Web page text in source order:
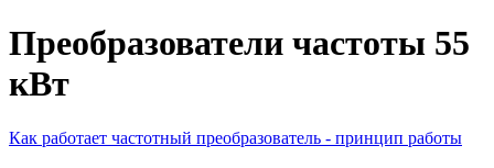
Преобразователи частоты 55
кВт
Как работает частотный преобразователь - принцип работы